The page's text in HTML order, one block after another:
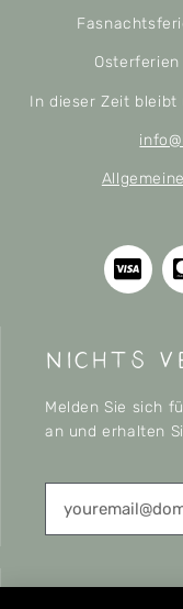
In dieser Zeit bleibt
nichts
Melden Sie sich
an und erhalten